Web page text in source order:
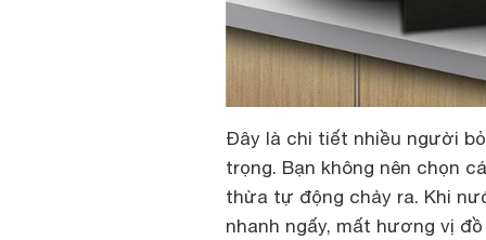
Đây là chi tiết nhiều người
trọng. Bạn không nên chọn
thừa tự động chảy ra. Khi
nhanh ngấy, mất hương vị